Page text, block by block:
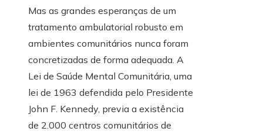
Mas as grandes esperanças de um
tratamento ambulatorial robusto em
ambientes comunitários nunca foram
concretizadas de forma adequada. A
Lei de Saúde Mental Comunitária, uma
lei de 1963 defendida pelo Presidente
John F. Kennedy, previa a existência
de 2.000 centros comunitários de